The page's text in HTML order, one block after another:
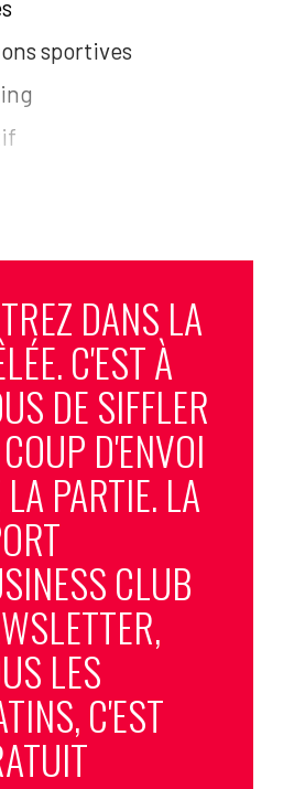
sportives
DANS LA
C'EST À
DE SIFFLER
D'ENVOI
LA PARTIE. LA
CLUB
LES
C'EST